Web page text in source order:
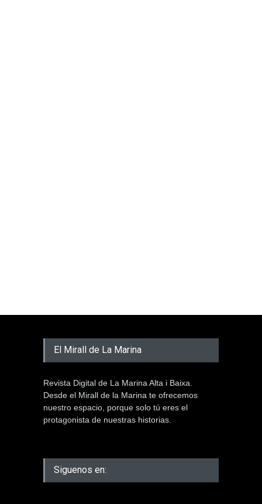
El Mirall de La Marina
Revista Digital de La Marina Alta i Baixa.
Desde el Mirall de la Marina te ofrecemos
nuestro espacio, porque solo tú eres el
protagonista de nuestras historias.
Siguenos en: